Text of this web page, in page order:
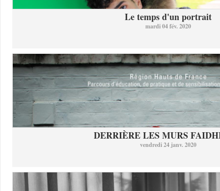
Le temps d'un portrait
mardi 04 fév. 2020
DERRIÈRE LES MURS
vendredi 24 janv. 2020